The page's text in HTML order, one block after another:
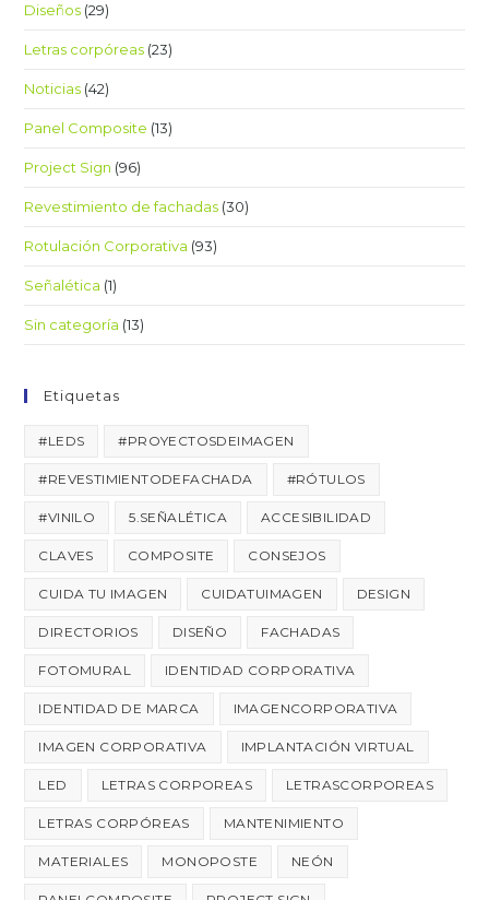
Diseños (29)
Letras corpóreas (23)
Noticias (42)
Panel Composite (13)
Project Sign (96)
Revestimiento de fachadas (30)
Rotulación Corporativa (93)
Señalética (1)
Sin categoría (13)
Etiquetas
#LEDS #PROYECTOSDEIMAGEN
#REVESTIMIENTODEFACHADA #RÓTULOS
#VINILO 5.SEÑALÉTICA ACCESIBILIDAD
CLAVES COMPOSITE CONSEJOS
CUIDA TU IMAGEN CUIDATUIMAGEN DESIGN
DIRECTORIOS DISEÑO FACHADAS
FOTOMURAL IDENTIDAD CORPORATIVA
IDENTIDAD DE MARCA IMAGENCORPORATIVA
IMAGEN CORPORATIVA IMPLANTACIÓN VIRTUAL
LED LETRAS CORPOREAS LETRASCORPOREAS
LETRAS CORPÓREAS MANTENIMIENTO
MATERIALES MONOPOSTE NEÓN